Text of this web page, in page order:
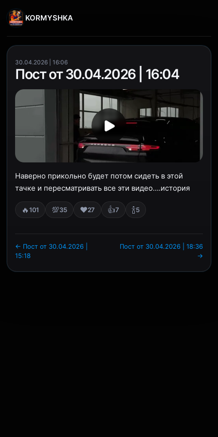
KORMYSHKA
30.04.2026 | 16:06
Пост от 30.04.2026 | 16:04
Наверно прикольно будет потом сидеть в этой
тачке и пересматривать все эти видео….история
🔥101 💯35 ❤️27 👍7 🍾5
← Пост от 30.04.2026 |
15:18
Пост от 30.04.2026 | 18:36
→